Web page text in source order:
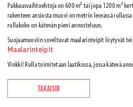
Pakkausvaihtoehtoja on 600 m² tai jopa 1200 m²
rakenteen ansiosta muovi on metrin leveässä
rullakoko on kätevän pieni annosteluun.
Suojaamuoviin soveltuvat maalarinteipit löytyvät
Maalarinteipit
Vinkki! Rulla toimitetaan laatikossa, jossa kätevä
TAKAISIN